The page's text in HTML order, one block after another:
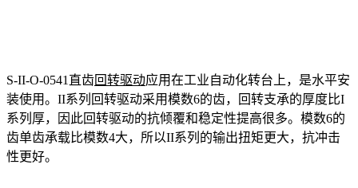
S-II-O-0541直齿回转驱动应用在工业自动化转台上，是水平安
装使用。II系列回转驱动采用模数6的齿，回转支承的厚度比I
系列厚，因此回转驱动的抗倾覆和稳定性提高很多。模数6的
齿单齿承载比模数4大，所以II系列的输出扭矩更大，抗冲击
性更好。